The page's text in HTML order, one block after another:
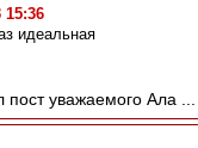
15:36
идеальная
уважаемого Ала ...